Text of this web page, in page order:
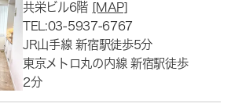
共栄ビル6階 [MAP]
TEL:03-5937-6767
JR山手線 新宿駅徒歩5分
東京メトロ丸の内線 新宿駅徒歩
2分